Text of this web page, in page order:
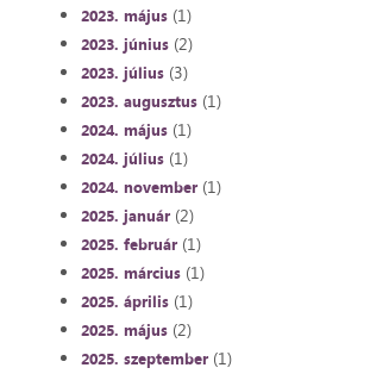
2023. május(1)
2023. június(2)
2023. július(3)
2023. augusztus(1)
2024. május(1)
2024. július(1)
2024. november(1)
2025. január(2)
2025. február(1)
2025. március(1)
2025. április(1)
2025. május(2)
2025. szeptember(1)